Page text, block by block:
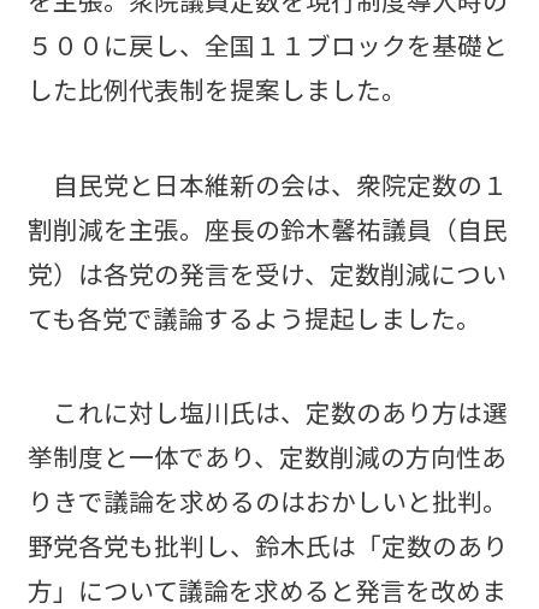
５００に戻し、全国１１ブロックを基礎と
した比例代表制を提案しました。
自民党と日本維新の会は、衆院定数の１
割削減を主張。座長の鈴木馨祐議員（自民
党）は各党の発言を受け、定数削減につい
ても各党で議論するよう提起しました。
これに対し塩川氏は、定数のあり方は選
挙制度と一体であり、定数削減の方向性あ
りきで議論を求めるのはおかしいと批判。
野党各党も批判し、鈴木氏は「定数のあり
方」について議論を求めると発言を改めま